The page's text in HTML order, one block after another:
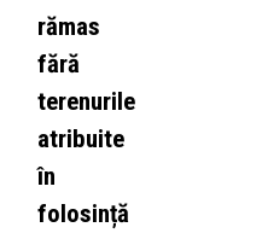
rămas
fără
terenurile
atribuite
în
folosință